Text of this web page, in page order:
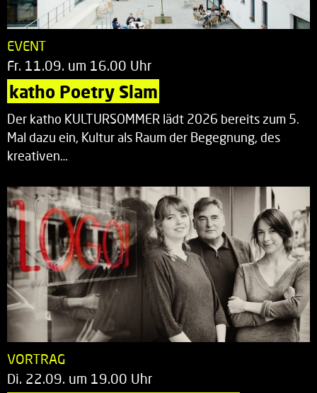
EVENT
Fr. 11.09. um 16.00 Uhr
katho Poetry Slam
Der katho KULTURSOMMER lädt 2026 bereits zum 5.
Mal dazu ein, Kultur als Raum der Begegnung, des
kreativen…
VORTRAG
Di. 22.09. um 19.00 Uhr